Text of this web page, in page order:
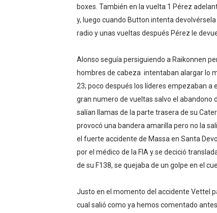
Athletes Unlimited
Mundial de piragüismo
Tour de Francia
Mundial de Fórmula 1
Campeonato de
boxes. También en la vuelta 1 Pérez
y, luego cuando Button intenta
radio y unas vueltas después Pérez le
Alonso seguía persiguiendo a Raikonnen
hombres de cabeza intentaban alargar lo
23; poco después los líderes empezaban
gran numero de vueltas salvo el abandono
salían llamas de la parte trasera de su
provocó una bandera amarilla pero no la
el fuerte accidente de Massa en Santa
por el médico de la FIA y se decició
de su F138, se quejaba de un golpe en el
Justo en el momento del accidente Vettel
cual salió como ya hemos comentado